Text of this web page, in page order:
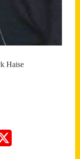
Haise